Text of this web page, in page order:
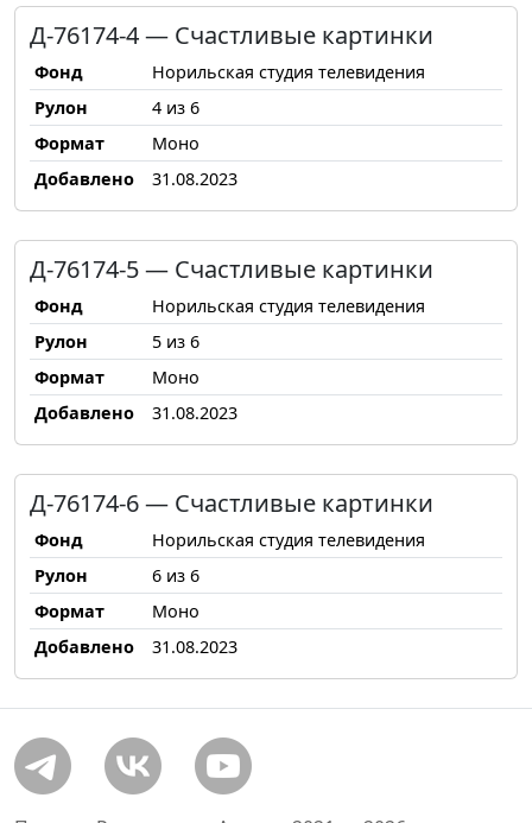
Д-76174-4 — Счастливые картинки
Фонд
Норильская студия телевидения
Рулон
4 из 6
Формат
Моно
Добавлено
31.08.2023
Д-76174-5 — Счастливые картинки
Фонд
Норильская студия телевидения
Рулон
5 из 6
Формат
Моно
Добавлено
31.08.2023
Д-76174-6 — Счастливые картинки
Фонд
Норильская студия телевидения
Рулон
6 из 6
Формат
Моно
Добавлено
31.08.2023